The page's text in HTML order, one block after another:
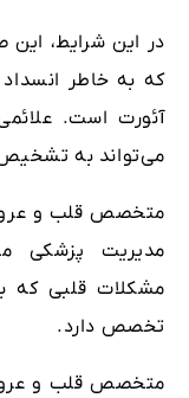
در این شرایط،
که به‌ خاطر
آئورت است.
می‌تواند به
متخصص قلب و
مدیریت‌ پزشکی
مشکلات قلبی که
تخصص دارد.
متخصص قلب و